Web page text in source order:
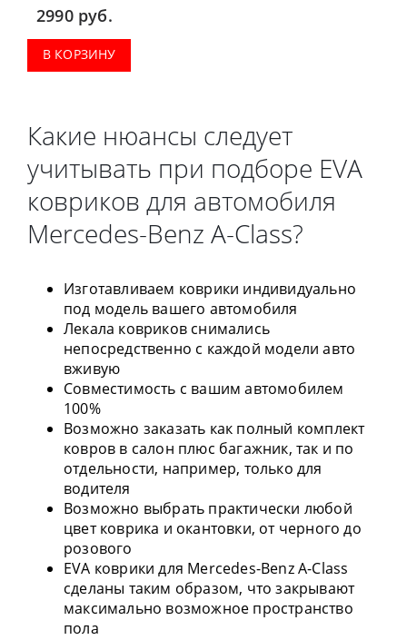
2990 руб.
В КОРЗИНУ
Какие нюансы следует
учитывать при подборе EVA
ковриков для автомобиля
Mercedes-Benz A-Class?
Изготавливаем коврики индивидуально
под модель вашего автомобиля
Лекала ковриков снимались
непосредственно с каждой модели авто
вживую
Совместимость с вашим автомобилем
100%
Возможно заказать как полный комплект
ковров в салон плюс багажник, так и по
отдельности, например, только для
водителя
Возможно выбрать практически любой
цвет коврика и окантовки, от черного до
розового
EVA коврики для Mercedes-Benz A-Class
сделаны таким образом, что закрывают
максимально возможное пространство
пола